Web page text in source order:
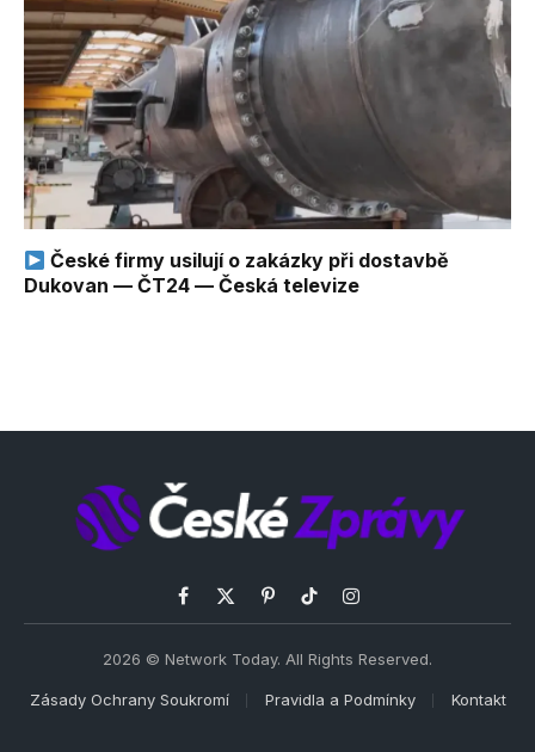
České firmy usilují o zakázky při dostavbě
Dukovan — ČT24 — Česká televize
Facebook
X
PinterestTikTokInstagram
2026 © Network Today. All Rights Reserved.
Zásady Ochrany Soukromí Pravidla a Podmínky Kontakt